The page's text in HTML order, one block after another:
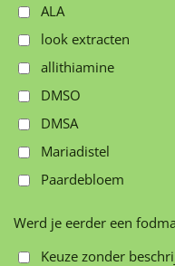
ALA
look extracten
allithiamine
DMSO
DMSA
Mariadistel
Paardebloem
Werd je eerder een
Keuze zonder